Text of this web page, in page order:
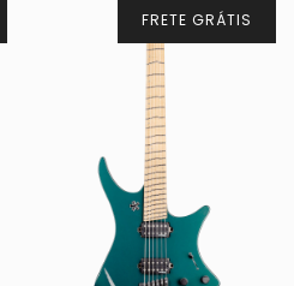
FRETE GRÁTIS